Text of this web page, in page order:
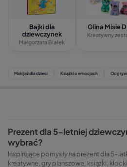
Bajki dla
dziewczynek
Małgorzata Białek
Glina Misie
Kreatywny
Makijaż dla dzieci Książki o emocjach
Prezent dla 5-letniej
wybrać?
Inspirujące pomysły na prezent dla 5-
kreatywne, gry planszowe, książki,